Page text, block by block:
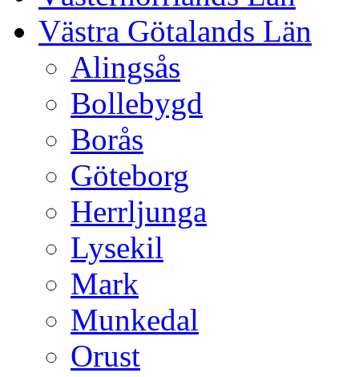
Västra Götalands Län
Alingsås
Bollebygd
Borås
Göteborg
Herrljunga
Lysekil
Mark
Munkedal
Orust